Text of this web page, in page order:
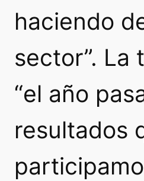
haciendo
sector”.
“el año
resultados